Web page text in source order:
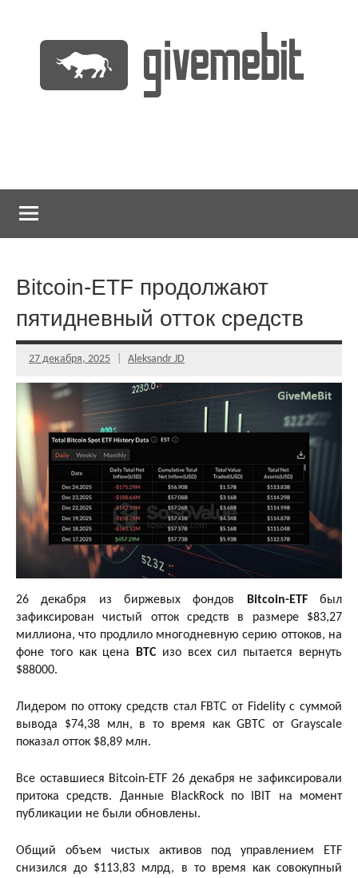
содержимому
Bitcoin-ETF продолжают
пятидневный отток средств
27 декабря, 2025 Aleksandr JD
26 декабря из биржевых фондов Bitcoin-ETFбыл
зафиксирован чистый отток средств в размере $83,27
миллиона, что продлило многодневную серию оттоков, на
фоне того как цена
BTCизо всех сил пытается вернуть
$88000.
Лидером по оттоку средств стал FBTC от Fidelity с суммой
вывода $74,38 млн, в то время как GBTC от Grayscale
показал отток $8,89 млн.
Все оставшиеся Bitcoin-ETF 26 декабря не зафиксировали
притока средств. Данные BlackRock по IBIT на момент
публикации не были обновлены.
Общий объем чистых активов под управлением ETF
снизился до $113,83 млрд, в то время как совокупный